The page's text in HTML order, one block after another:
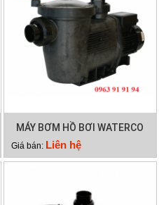
MÁY BƠM HỒ BƠI WATERCO
HYDROSTAR 250
Giá bán: Liên hệ